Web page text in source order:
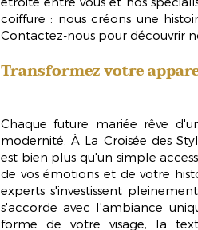
coiffure : nous créons une
Contactez-nous pour découvrir
Transformez votre
Chaque future mariée rêve
modernité. À La Croisée des
est bien plus qu'un simple
de vos émotions et de votre
experts s'investissent
s'accorde avec l'ambiance
forme de votre visage, la